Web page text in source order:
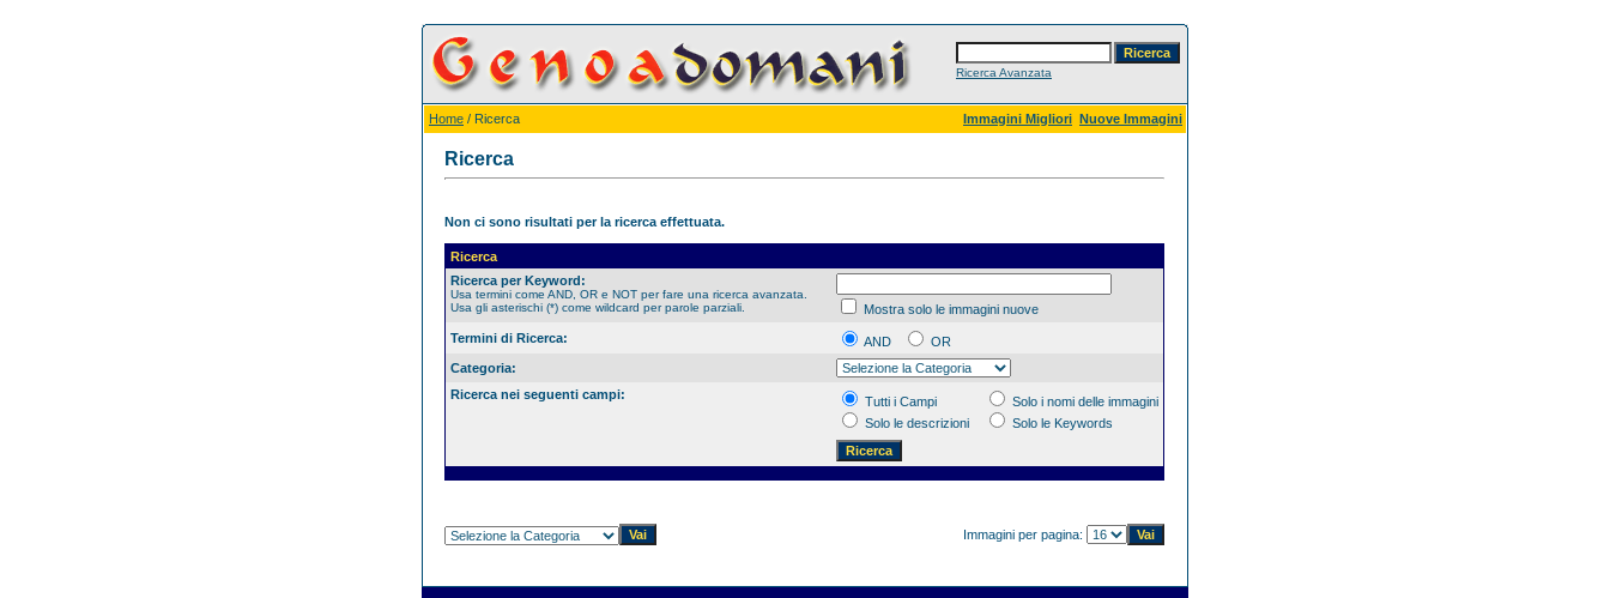
Ricerca Avanzata
Home / Ricerca Immagini Migliori Nuove Immagini
Ricerca
Non ci sono risultati per la ricerca effettuata.
Ricerca
Ricerca per Keyword:
Usa termini come AND, OR e NOT per fare una ricerca avanzata.
Usa gli asterischi (*) come wildcard per parole parziali.
Mostra solo le immagini nuove
Termini di Ricerca:
AND
OR
Categoria:
Ricerca nei seguenti campi:
Tutti i Campi
Solo i nomi delle immagini
Solo le descrizioni
Solo le Keywords
Immagini per pagina: